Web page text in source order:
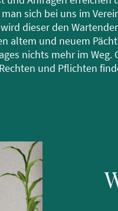
sich bei uns im
dieser den
altem und neuem
nichts mehr im
und Pflichten